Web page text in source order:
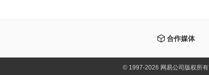
合作媒体
©1997-2026 网易公司版权所有